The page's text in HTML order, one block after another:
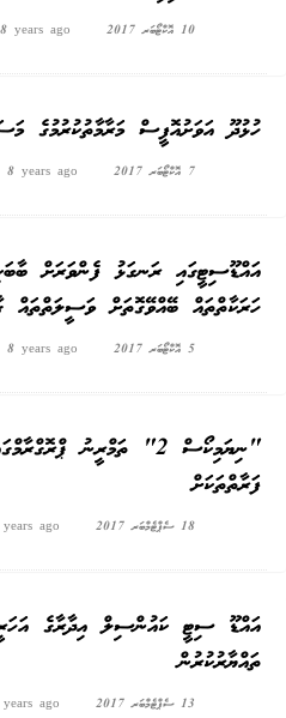
10 އޮކްޓޯބަރ 2017 8 years ago
ހުޅުދޫ އަވަށުއޮފީސް މަރާމާތުކުރުމުގެ
7 އޮކްޓޯބަރ 2017 8 years ago
އައްޑޫސިޓީގައި ރަނގަޅު ފެންވަރަށް
ހަރަކާތްތައް ބޭއްވޭގޮތަށް ވަސީލަތްތައް
5 އޮކްޓޯބަރ 2017 8 years ago
"ނިޔަމިކޯސް 2" ތަމްރީނު
ފަރާތްތަކަށް
18 ސެޕްޓެމްބަރ 2017 ago
އައްޑޫ ސިޓީ ކައުންސިލް އިދާރާގެ
ތައްޔާރުކުރުން
13 ސެޕްޓެމްބަރ 2017 ago